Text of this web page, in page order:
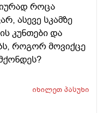
როცა
ასევე სკამზე
კუნთები და
როგორ მოვიქცე
იხილეთპასუხი